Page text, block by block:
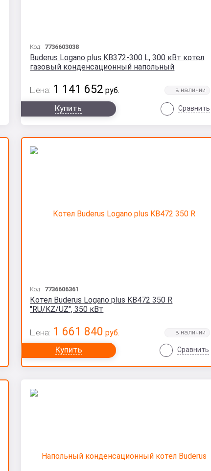
Код: 7736603038
Buderus Logano plus KB372-300 L, 300 кВт котел
газовый конденсационный напольный
Цена: 1 141 652 руб.
Купить Сравнить
Код: 7736606361
Котел Buderus Logano plus KB472 350 R
"RU/KZ/UZ", 350 кВт
Цена: 1 661 840 руб.
Купить Сравнить